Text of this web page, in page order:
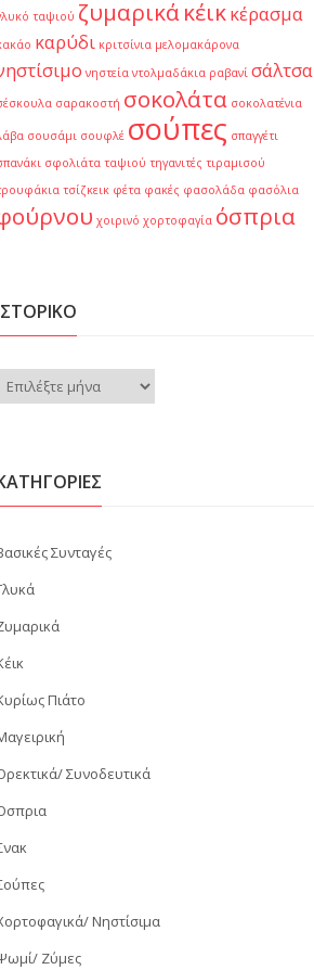
ταψιού ζυμαρικάκέικκέρασμα
καρύδι κριτσίνια μελομακάρονα
νηστεία ντολμαδάκια ραβανί σάλτσα
σαρακοστή σοκολάτα σοκολατένια
σουσάμι σουφλέ σούπες σπαγγέτι
σφολιάτα ταψιού τηγανιτές τιραμισού
τσίζκεικ φέτα φακές φασολάδα φασόλια
χοιρινό χορτοφαγία όσπρια
Συνταγές
Πιάτο
Συνοδευτικά
Νηστίσιμα
Ζύμες